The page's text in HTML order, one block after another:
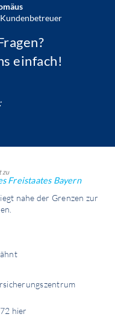
einfach!
zu
Freistaates Bayern
nahe der Grenzen zur
hier